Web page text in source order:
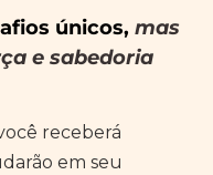
únicos,mas
e sabedoria
receberá
em seu